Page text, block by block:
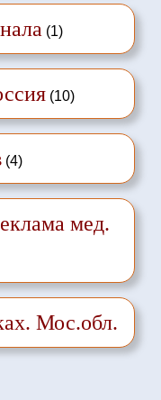
(1)
(10)
(4)
мед.
Мос.обл.